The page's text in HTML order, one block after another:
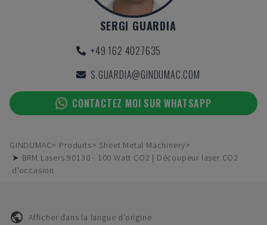
SERGI GUARDIA
+49 162 4027635
S.GUARDIA@GINDUMAC.COM
CONTACTEZ MOI SUR WHATSAPP
GINDUMAC Produits
Sheet Metal Machinery
➤ BRM Lasers 90130 - 100 Watt CO2 | Découpeur laser CO2
d'occasion
Afficher dans la langue d'origine